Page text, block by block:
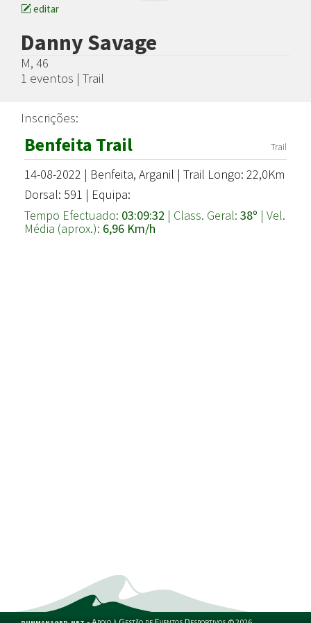
editar
Danny Savage
M, 46
1 eventos | Trail
Inscrições:
Benfeita Trail Trail
14-08-2022 | Benfeita, Arganil | Trail Longo: 22,0Km
Dorsal: 591 | Equipa:
Tempo Efectuado: 03:09:32 | Class. Geral: 38º | Vel.
Média (aprox.): 6,96 Km/h